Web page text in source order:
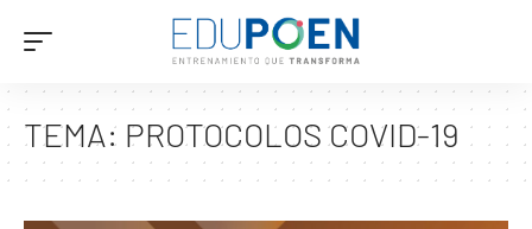
TEMA: PROTOCOLOS COVID-19